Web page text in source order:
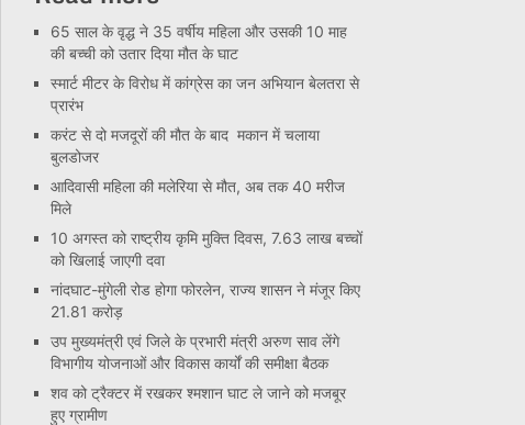
65 साल के वृद्ध ने 35 वर्षीय महिला और उसकी 10 माह
की बच्ची को उतार दिया मौत के घाट
स्मार्ट मीटर के विरोध में कांग्रेस का जन अभियान बेलतरा से
प्रारंभ
करंट से दो मजदूरों की मौत के बाद मकान में चलाया
बुलडोजर
आदिवासी महिला की मलेरिया से मौत, अब तक 40 मरीज
मिले
10 अगस्त को राष्ट्रीय कृमि मुक्ति दिवस, 7.63 लाख बच्चों
को खिलाई जाएगी दवा
नांदघाट-मुंगेली रोड होगा फोरलेन, राज्य शासन ने मंजूर किए
21.81 करोड़
उप मुख्यमंत्री एवं जिले के प्रभारी मंत्री अरुण साव लेंगे
विभागीय योजनाओं और विकास कार्यों की समीक्षा बैठक
शव को ट्रैक्टर में रखकर श्मशान घाट ले जाने को मजबूर
हुए ग्रामीण